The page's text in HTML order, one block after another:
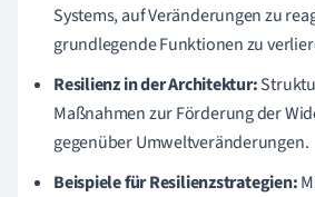
Systems, auf Veränderungen zu
grundlegende Funktionen zu
Resilienz in der Architektur:
Maßnahmen zur Förderung der
gegenüber Umweltveränderungen.
Beispiele für Resilienzstrategien: